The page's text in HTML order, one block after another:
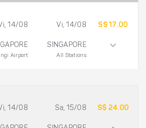
14/08
Airport
Vi, 14/08
SINGAPORE
All Stations
S$ 17.00
14/08 Sa, 15/08 S$ 24.00